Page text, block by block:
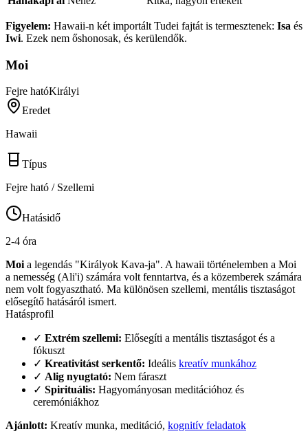
Figyelem: Hawaii-n két importált Tudei fajtát is termesztenek: Isa és
Iwi. Ezek nem őshonosak, és kerülendők.
Moi
Fejre hatóKirályi
Eredet
Hawaii
Típus
Fejre ható / Szellemi
Hatásidő
2-4 óra
Moi a legendás "Királyok Kava-ja". A hawaii történelemben a Moi
a nemesség (Ali'i) számára volt fenntartva, és a közemberek számára
nem volt fogyasztható. Ma különösen szellemi, mentális tisztaságot
elősegítő hatásáról ismert.
Hatásprofil
✓ Extrém szellemi: Elősegíti a mentális tisztaságot és a
fókuszt
✓ Kreativitást serkentő: Ideális kreatív munkához
✓ Alig nyugtató: Nem fáraszt
✓ Spirituális: Hagyományosan meditációhoz és
ceremóniákhoz
Ajánlott: Kreatív munka, meditáció, kognitív feladatok